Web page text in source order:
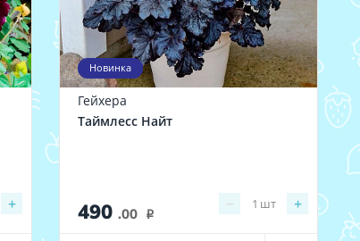
+
Новинка
Гейхера
Таймлесс Найт
490 .00 i
− +
1 шт